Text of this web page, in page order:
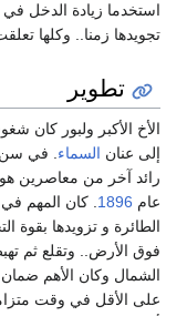
استخدما زيادة الدخل
تجويدها زمنا.. وكلها
تطوير
الأخ الأكبر ولبور كان
إلى عنان السماء . في
رائد آخر من معاصرين هو
عام 1896 . كان المهم
الطائرة و تزويدها بقوة
فوق الأرض.. وتقلع ثم
الشمال وكان الأهم ضمان
على الأقل في وقت